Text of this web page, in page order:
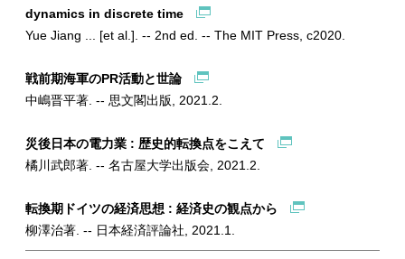
dynamics in discrete time
Yue Jiang ... [et al.]. -- 2nd ed. -- The MIT Press, c2020.
戦前期海軍のPR活動と世論
中嶋晋平著. -- 思文閣出版, 2021.2.
災後日本の電力業 : 歴史的転換点をこえて
橘川武郎著. -- 名古屋大学出版会, 2021.2.
転換期ドイツの経済思想 : 経済史の観点から
柳澤治著. -- 日本経済評論社, 2021.1.